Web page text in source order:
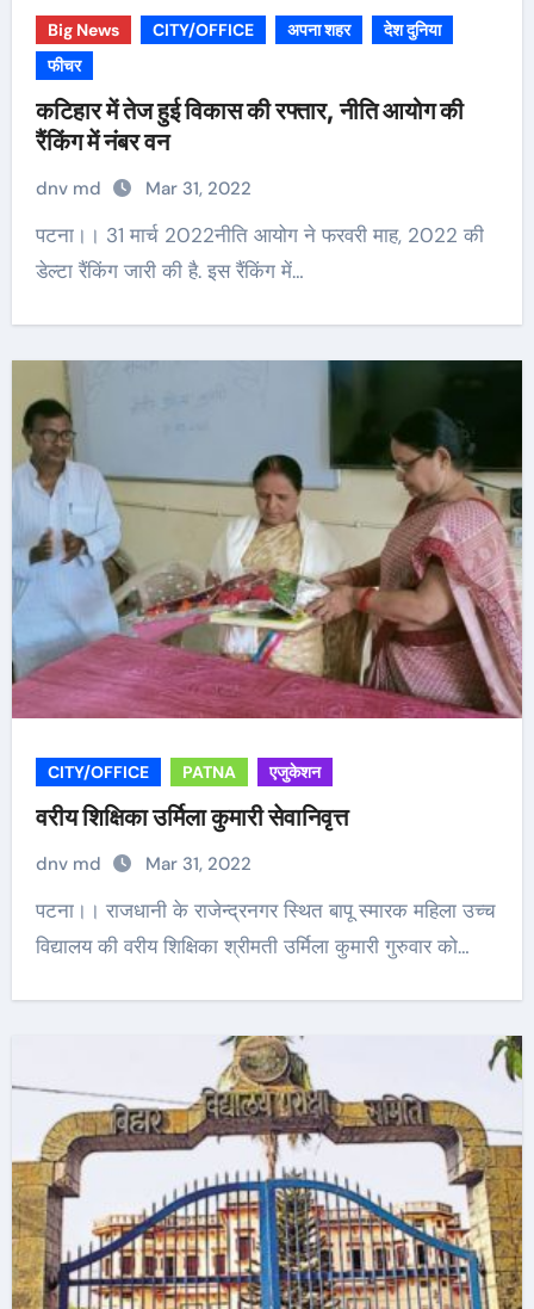
Big News CITY/OFFICE अपना शहर
देश दुनिया
फीचर
कटिहार में तेज हुई विकास की रफ्तार, नीति आयोग की
रैंकिंग में नंबर वन
dnv md Mar 31, 2022
पटना।। 31 मार्च 2022नीति आयोग ने फरवरी माह, 2022 की
डेल्टा रैंकिंग जारी की है. इस रैंकिंग में…
CITY/OFFICE PATNA एजुकेशन
वरीय शिक्षिका उर्मिला कुमारी सेवानिवृत्त
dnv md Mar 31, 2022
पटना।। राजधानी के राजेन्द्रनगर स्थित बापू स्मारक महिला उच्च
विद्यालय की वरीय शिक्षिका श्रीमती उर्मिला कुमारी गुरुवार को…